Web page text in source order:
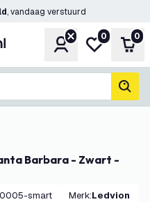
, vandaag verstuurd
Account
Mijn
0 0
smart Merk: Ledvion